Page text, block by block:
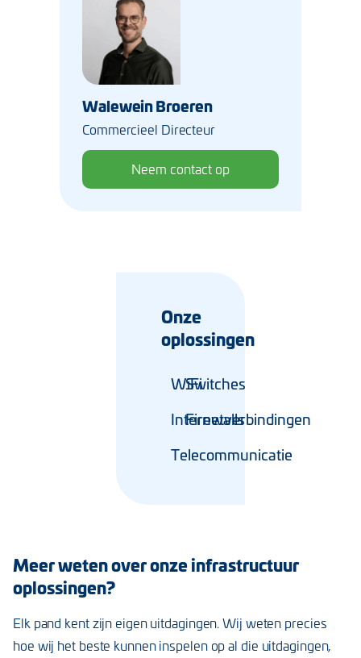
Walewein Broeren
Commercieel Directeur
Neem contact op
Onze
oplossingen
WiFiSwitches
Internetverbindingen
Firewalls
Telecommunicatie
Meer weten over onze infrastructuur
oplossingen?
Elk pand kent zijn eigen uitdagingen. Wij weten precies
hoe wij het beste kunnen inspelen op al die uitdagingen,